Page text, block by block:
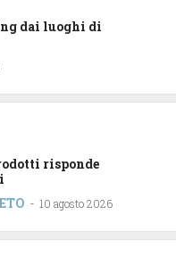
dai luoghi di
risponde
- 10 agosto 2026